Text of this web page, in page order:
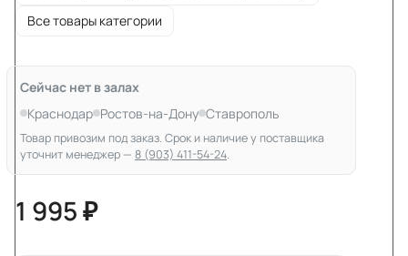
Все товары категории
Сейчас нет в залах
Краснодар Ростов-на-Дону Ставрополь
Товар привозим под заказ. Срок и наличие у поставщика
уточнит менеджер — 8 (903) 411-54-24.
1 995 ₽